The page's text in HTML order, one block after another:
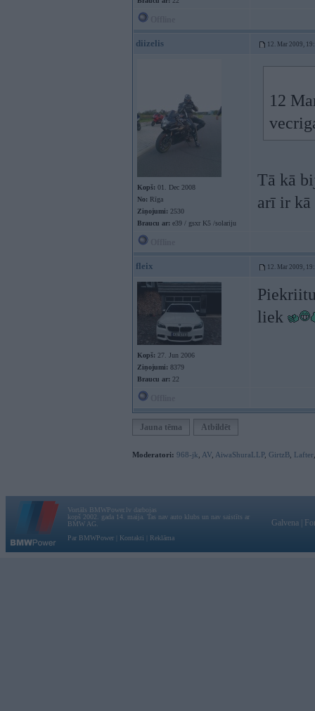
diizelis 12. Mar 2009,
Kopš: 01. Dec 2008
No: Rīga
Ziņojumi: 2530
Braucu ar: e39 / gsxr K5 /solariju
12
Tā kā
arī ir kā
fleix 12. Mar 2009,
Kopš: 27. Jun 2006
Ziņojumi: 8379
Braucu ar: 22
liek
Jauna tēma Atbildēt
Moderatori: 968-jk AV AiwaShuraLLP, GirtzB Lafter
Vortāls BMWPower.lv darbojas
kopš 2002. gada 14. maija. Tas nav auto klubs un nav saistīts ar
BMW AG.
Par BMWPower
Kontakti Reklāma
Galvena